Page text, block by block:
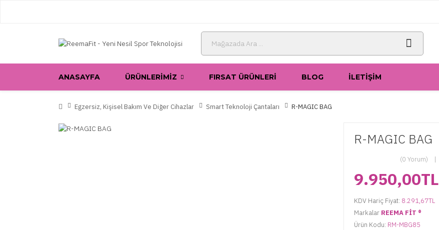
ANASAYFA ÜRÜNLERIMIZ FIRSAT ÜRÜNLERI BLOG İLETIŞIM
Egzersiz, Kişisel Bakım Ve Diğer Cihazlar Smart Teknoloji Çantaları R-MAGIC BAG
R-MAGIC BAG
(0 Yorum)
9.950,00TL
KDV Hariç Fiyat: 8.291,67TL
Markalar REEMA FİT ®️
Ürün Kodu: RM-MBG85